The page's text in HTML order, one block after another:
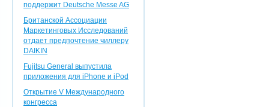
поддержит Deutsche Messe AG
Британской Ассоциации
Маркетинговых Исследований
отдает предпочтение чиллеру
DAIKIN
Fujitsu General выпустила
приложения для iPhone и iPod
Открытие V Международного
конгресса